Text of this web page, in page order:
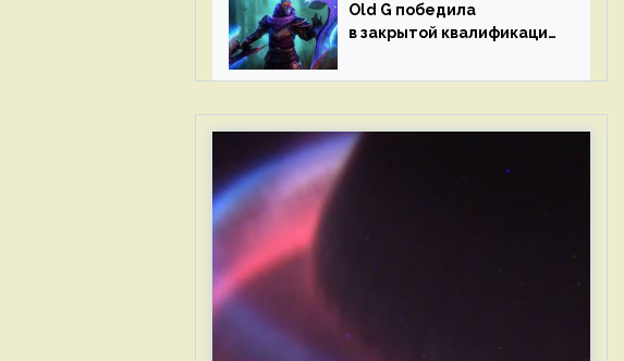
Old G победила
в закрытой квалификации
Западной Европы